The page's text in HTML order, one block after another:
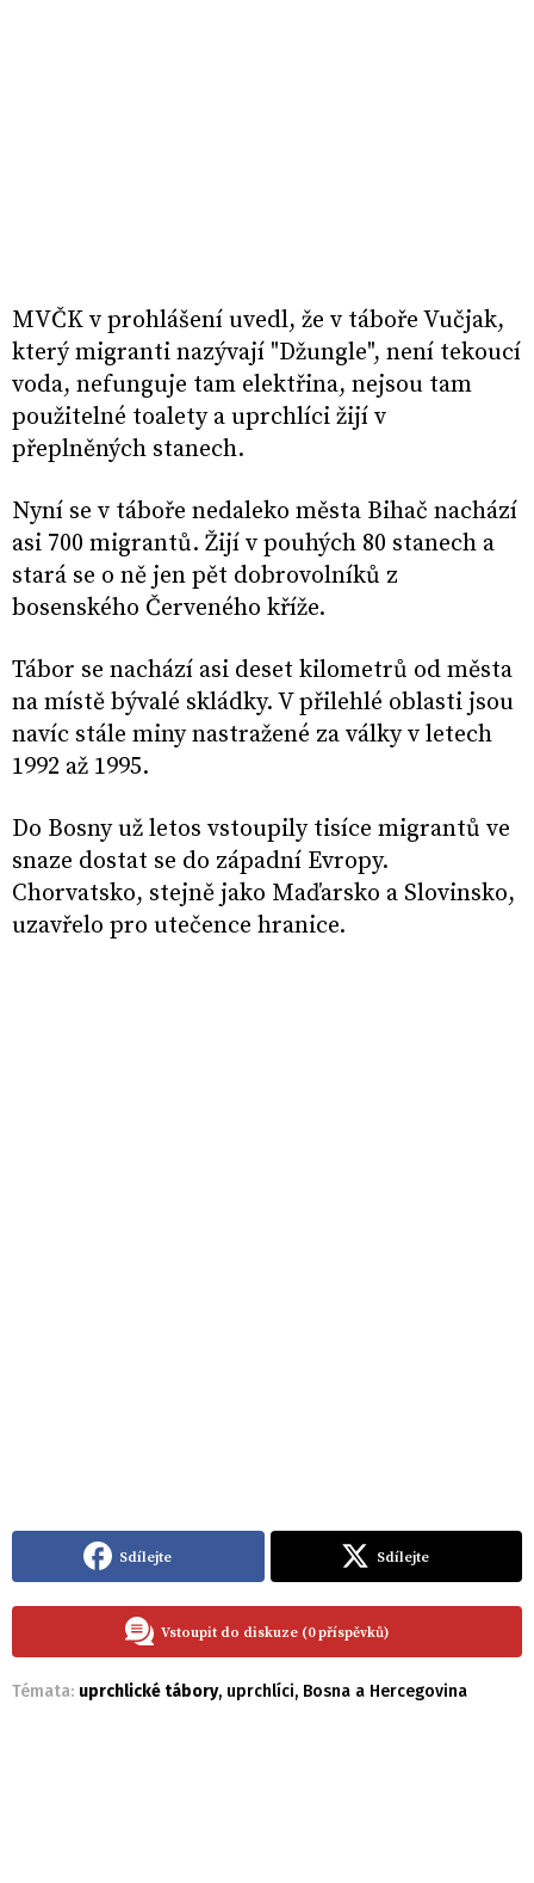
MVČK v prohlášení uvedl, že v táboře Vučjak,
který migranti nazývají "Džungle", není tekoucí
voda, nefunguje tam elektřina, nejsou tam
použitelné toalety a uprchlíci žijí v
přeplněných stanech.
Nyní se v táboře nedaleko města Bihač nachází
asi 700 migrantů. Žijí v pouhých 80 stanech a
stará se o ně jen pět dobrovolníků z
bosenského Červeného kříže.
Tábor se nachází asi deset kilometrů od města
na místě bývalé skládky. V přilehlé oblasti jsou
navíc stále miny nastražené za války v letech
1992 až 1995.
Do Bosny už letos vstoupily tisíce migrantů ve
snaze dostat se do západní Evropy.
Chorvatsko, stejně jako Maďarsko a Slovinsko,
uzavřelo pro utečence hranice.
Sdílejte Sdílejte
Vstoupit do diskuze (0 příspěvků)
Témata: uprchlické tábory, uprchlíci, Bosna a Hercegovina